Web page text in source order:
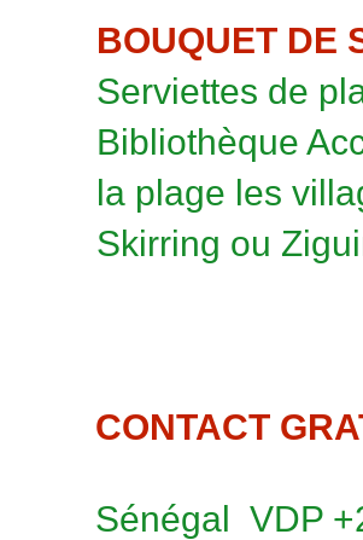
BOUQUET DE
Serviettes de
Bibliothèque
la plage les
Skirring ou
CONTACT
Sénégal VDP